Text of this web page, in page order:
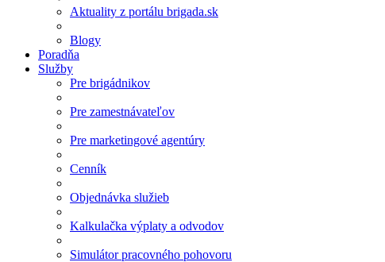
Aktuality z portálu brigada.sk
Blogy
Poradňa
Služby
Pre brigádnikov
Pre zamestnávateľov
Pre marketingové agentúry
Cenník
Objednávka služieb
Kalkulačka výplaty a odvodov
Simulátor pracovného pohovoru